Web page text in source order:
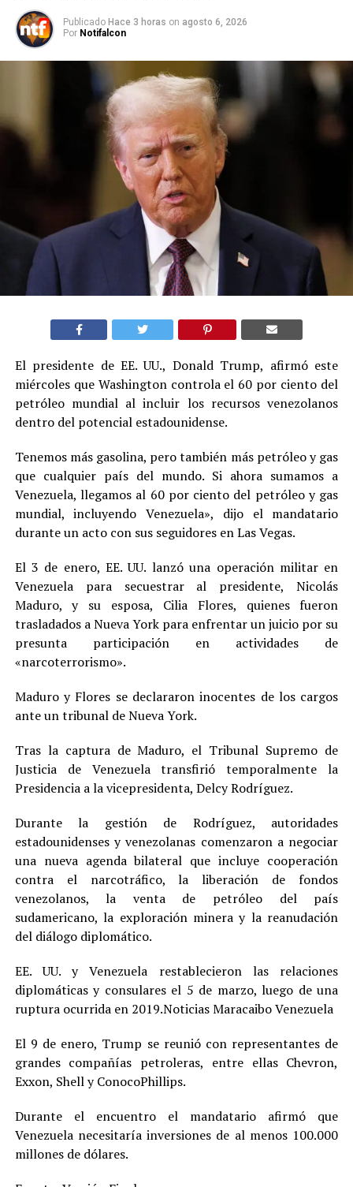
Publicado Hace 3 horas on agosto 6, 2026
Por Notifalcon
El presidente de EE. UU., Donald Trump, afirmó este
miércoles que Washington controla el 60 por ciento del
petróleo mundial al incluir los recursos venezolanos
dentro del potencial estadounidense.
Tenemos más gasolina, pero también más petróleo y gas
que cualquier país del mundo. Si ahora sumamos a
Venezuela, llegamos al 60 por ciento del petróleo y gas
mundial, incluyendo Venezuela», dijo el mandatario
durante un acto con sus seguidores en Las Vegas.
El 3 de enero, EE. UU. lanzó una operación militar en
Venezuela para secuestrar al presidente, Nicolás
Maduro, y su esposa, Cilia Flores, quienes fueron
trasladados a Nueva York para enfrentar un juicio por su
presunta participación en actividades de
«narcoterrorismo».
Maduro y Flores se declararon inocentes de los cargos
ante un tribunal de Nueva York.
Tras la captura de Maduro, el Tribunal Supremo de
Justicia de Venezuela transfirió temporalmente la
Presidencia a la vicepresidenta, Delcy Rodríguez.
Durante la gestión de Rodríguez, autoridades
estadounidenses y venezolanas comenzaron a negociar
una nueva agenda bilateral que incluye cooperación
contra el narcotráfico, la liberación de fondos
venezolanos, la venta de petróleo del país
sudamericano, la exploración minera y la reanudación
del diálogo diplomático.
EE. UU. y Venezuela restablecieron las relaciones
diplomáticas y consulares el 5 de marzo, luego de una
ruptura ocurrida en 2019.Noticias Maracaibo Venezuela
El 9 de enero, Trump se reunió con representantes de
grandes compañías petroleras, entre ellas Chevron,
Exxon, Shell y ConocoPhillips.
Durante el encuentro el mandatario afirmó que
Venezuela necesitaría inversiones de al menos 100.000
millones de dólares.